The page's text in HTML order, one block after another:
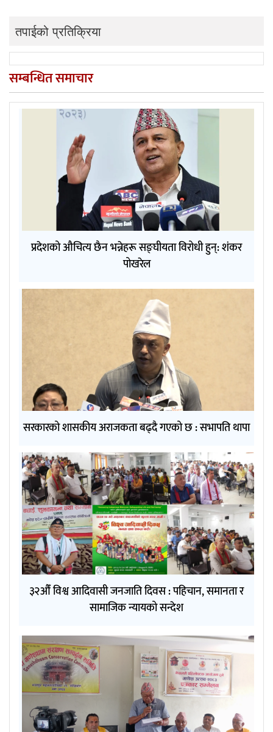
तपाईको प्रतिक्रिया
सम्बन्धित समाचार
प्रदेशको औचित्य छैन भन्नेहरू सङ्घीयता विरोधी हुन्: शंकर
पोखरेल
सरकारको शासकीय अराजकता बढ्दै गएको छ : सभापति थापा
३२औँ विश्व आदिवासी जनजाति दिवस : पहिचान, समानता र
सामाजिक न्यायको सन्देश